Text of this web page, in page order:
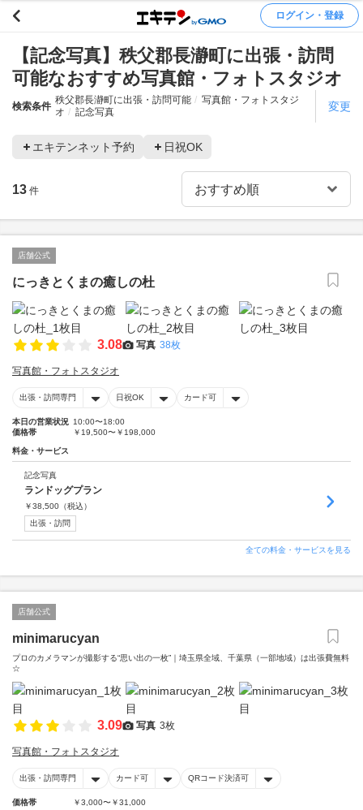
ログイン・登録
【記念写真】秩父郡長瀞町に出張・訪問
可能なおすすめ写真館・フォトスタジオ
検索条件
秩父郡長瀞町に出張・訪問可能
写真館・フォトスタジ
オ
記念写真 変更
エキテンネット予約 日祝OK
13 件
店舗公式
にっきとくまの癒しの杜
3.08 写真 38枚
写真館・フォトスタジオ
出張・訪問専門 日祝OK カード可
本日の営業状況 10:00〜18:00
価格帯
￥19,500〜￥198,000
料金・サービス
記念写真
ランドッグプラン
￥38,500 （税込）
出張・訪問
全ての料金・サービスを見る
店舗公式
minimarucyan
プロのカメラマンが撮影する“思い出の一枚”｜埼玉県全域、千葉県（一部地域）は出張費無料
☆
3.09 写真 3枚
写真館・フォトスタジオ
出張・訪問専門 カード可 QRコード決済可
価格帯 ￥3,000〜￥31,000